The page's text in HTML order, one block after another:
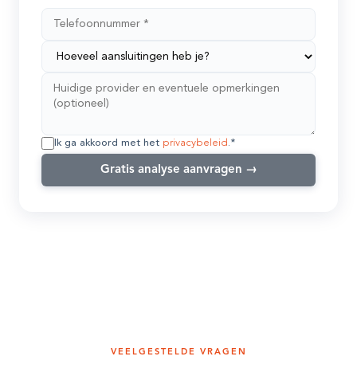
Ik ga akkoord met het privacybeleid.*
Gratis analyse aanvragen →
VEELGESTELDE VRAGEN